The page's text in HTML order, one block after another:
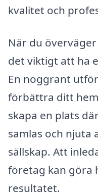
kvalitet och
När du
det viktigt att ha
En noggrant
förbättra ditt
skapa en plats
samlas och njuta
sällskap. Att
företag kan göra
resultatet.